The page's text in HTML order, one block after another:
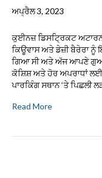
ਅਪ੍ਰੈਲ 3, 2023
ਕੁਈਨਜ਼ ਡਿਸਟ੍ਰਿਕਟ
ਕਿਊਵਾਸ ਅਤੇ ਡੇਜ਼ੀ ਬੈਰੇਰਾ ਨੂੰ
ਗਿਆ ਸੀ ਅਤੇ ਅੱਜ ਆਪਣੇ
ਕੋਸ਼ਿਸ਼ ਅਤੇ ਹੋਰ ਅਪਰਾਧਾਂ
ਪਾਰਕਿੰਗ ਸਥਾਨ ‘ਤੇ ਪਿਛਲੀ
Read More